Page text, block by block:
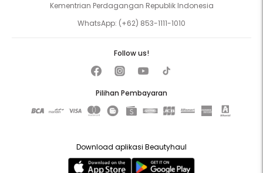
Kementrian Perdagangan Republik Indonesia
WhatsApp: (+62) 853-1111-1010
Pilihan Pembayaran
Follow us!
Download aplikasi Beautyhaul